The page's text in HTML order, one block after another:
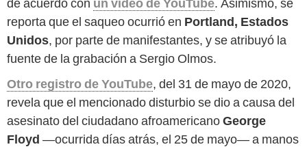
de acuerdo con un video de YouTube. Asimismo, se
reporta que el saqueo ocurrió en Portland, Estados
Unidos, por parte de manifestantes, y se atribuyó la
fuente de la grabación a Sergio Olmos.
Otro registro de YouTube, del 31 de mayo de 2020,
revela que el mencionado disturbio se dio a causa del
asesinato del ciudadano afroamericanoGeorge
Floyd —ocurrida días atrás, el 25 de mayo— a manos